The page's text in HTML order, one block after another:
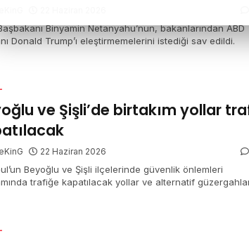
Binyamin Netanyahu’nun, bakanlarından ABD
Donald Trump’ı eleştirmemelerini istediği sav edildi.
ve Şişli’de birtakım yollar
22 Haziran 2026
Beyoğlu ve Şişli ilçelerinde güvenlik önlemleri
trafiğe kapatılacak yollar ve alternatif